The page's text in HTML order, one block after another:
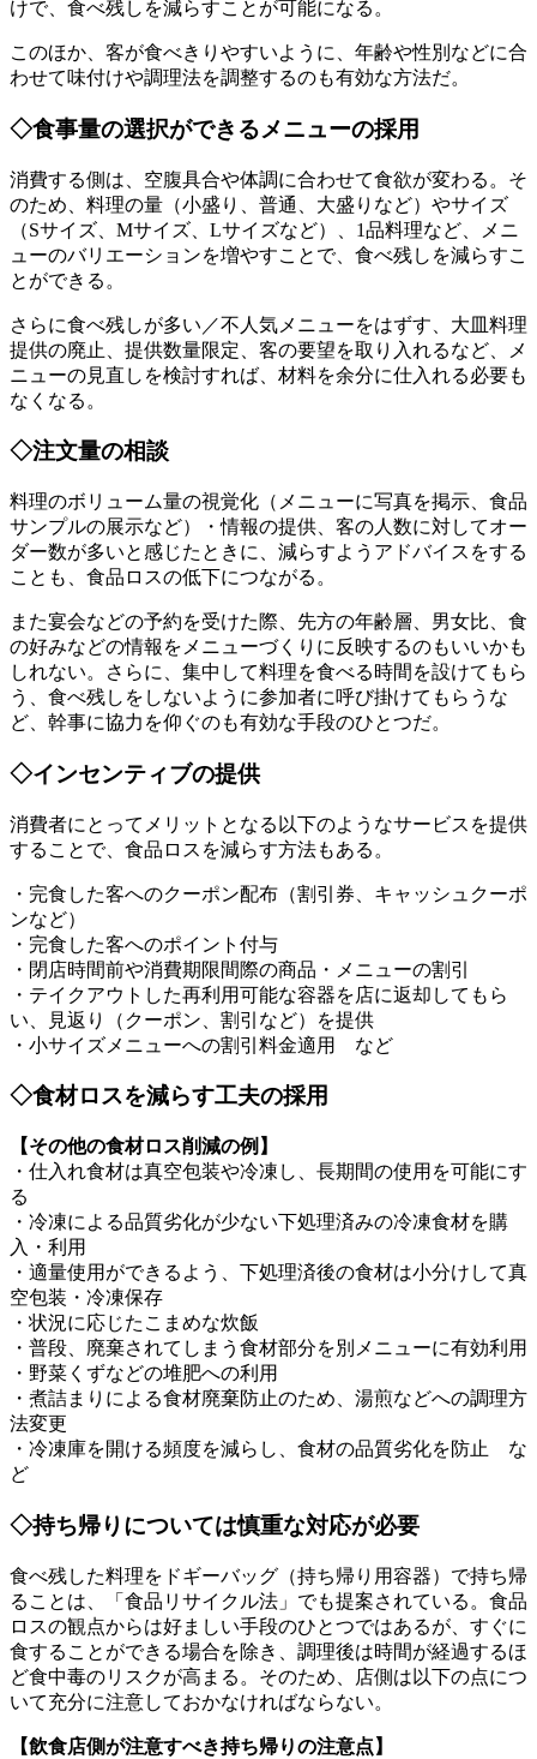
けで、食べ残しを減らすことが可能になる。
このほか、客が食べきりやすいように、年齢や性別などに合
わせて味付けや調理法を調整するのも有効な方法だ。
◇食事量の選択ができるメニューの採用
消費する側は、空腹具合や体調に合わせて食欲が変わる。そ
のため、料理の量（小盛り、普通、大盛りなど）やサイズ
（Sサイズ、Mサイズ、Lサイズなど）、1品料理など、メニ
ューのバリエーションを増やすことで、食べ残しを減らすこ
とができる。
さらに食べ残しが多い／不人気メニューをはずす、大皿料理
提供の廃止、提供数量限定、客の要望を取り入れるなど、メ
ニューの見直しを検討すれば、材料を余分に仕入れる必要も
なくなる。
◇注文量の相談
料理のボリューム量の視覚化（メニューに写真を掲示、食品
サンプルの展示など）・情報の提供、客の人数に対してオー
ダー数が多いと感じたときに、減らすようアドバイスをする
ことも、食品ロスの低下につながる。
また宴会などの予約を受けた際、先方の年齢層、男女比、食
の好みなどの情報をメニューづくりに反映するのもいいかも
しれない。さらに、集中して料理を食べる時間を設けてもら
う、食べ残しをしないように参加者に呼び掛けてもらうな
ど、幹事に協力を仰ぐのも有効な手段のひとつだ。
◇インセンティブの提供
消費者にとってメリットとなる以下のようなサービスを提供
することで、食品ロスを減らす方法もある。
・完食した客へのクーポン配布（割引券、キャッシュクーポ
ンなど）
・完食した客へのポイント付与
・閉店時間前や消費期限間際の商品・メニューの割引
・テイクアウトした再利用可能な容器を店に返却してもら
い、見返り（クーポン、割引など）を提供
・小サイズメニューへの割引料金適用 など
◇食材ロスを減らす工夫の採用
【その他の食材ロス削減の例】
・仕入れ食材は真空包装や冷凍し、長期間の使用を可能にす
る
・冷凍による品質劣化が少ない下処理済みの冷凍食材を購
入・利用
・適量使用ができるよう、下処理済後の食材は小分けして真
空包装・冷凍保存
・状況に応じたこまめな炊飯
・普段、廃棄されてしまう食材部分を別メニューに有効利用
・野菜くずなどの堆肥への利用
・煮詰まりによる食材廃棄防止のため、湯煎などへの調理方
法変更
・冷凍庫を開ける頻度を減らし、食材の品質劣化を防止 な
ど
◇持ち帰りについては慎重な対応が必要
食べ残した料理をドギーバッグ（持ち帰り用容器）で持ち帰
ることは、「食品リサイクル法」でも提案されている。食品
ロスの観点からは好ましい手段のひとつではあるが、すぐに
食することができる場合を除き、調理後は時間が経過するほ
ど食中毒のリスクが高まる。そのため、店側は以下の点につ
いて充分に注意しておかなければならない。
【飲食店側が注意すべき持ち帰りの注意点】